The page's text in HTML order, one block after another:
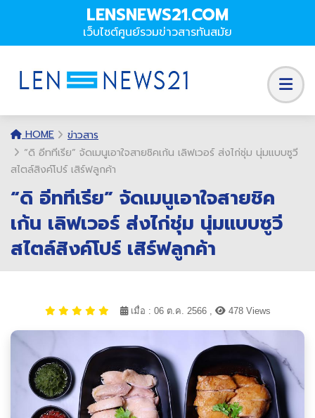
LENSNEWS21.COM
เว็บไซต์ศูนย์รวมข่าวสารทันสมัย
HOME
ข่าวสาร
“ดิ อีททีเรีย” จัดเมนูเอาใจสายชิคเก้น เลิฟเวอร์ ส่งไก่ชุ่ม นุ่มแบบซูวี
สไตล์สิงค์โปร์ เสิร์ฟลูกค้า
“ดิ อีททีเรีย” จัดเมนูเอาใจสายชิค
เก้น เลิฟเวอร์ ส่งไก่ชุ่ม นุ่มแบบซูวี
สไตล์สิงค์โปร์ เสิร์ฟลูกค้า
เมื่อ : 06 ต.ค. 2566 , 478 Views